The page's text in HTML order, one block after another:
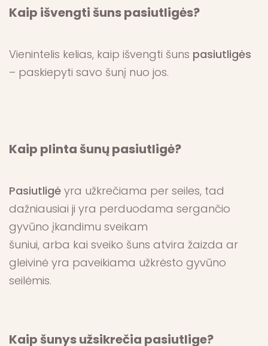
Kaip išvengti šuns pasiutligės?
Vienintelis kelias, kaip išvengti šuns pasiutligės
– paskiepyti savo šunį nuo jos.
Kaip plinta šunų pasiutligė?
Pasiutligė yra užkrečiama per seiles, tad
dažniausiai ji yra perduodama sergančio
gyvūno įkandimu sveikam
šuniui, arba kai sveiko šuns atvira žaizda ar
gleivinė yra paveikiama užkrėsto gyvūno
seilėmis.
Kaip šunys užsikrečia pasiutlige?